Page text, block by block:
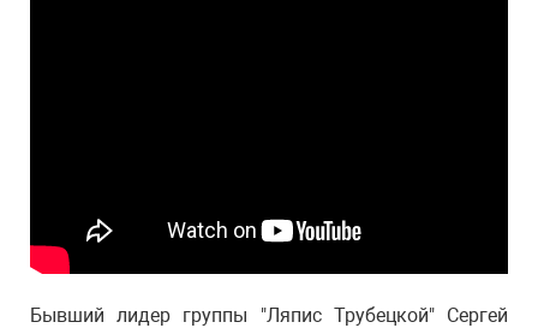
Бывший лидер группы "Ляпис Трубецкой" Сергей